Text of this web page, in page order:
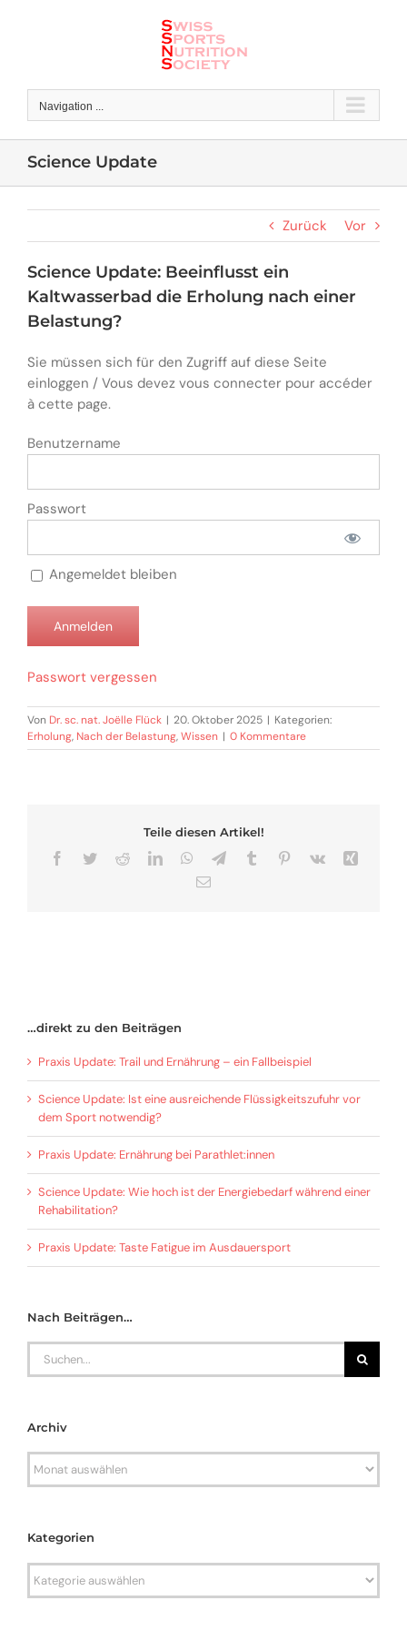
Navigation ...
Science Update
Zurück Vor
Science Update: Beeinflusst ein
Kaltwasserbad die Erholung nach einer
Belastung?
Sie müssen sich für den Zugriff auf diese Seite
einloggen / Vous devez vous connecter pour accéder
à cette page.
Benutzername
Passwort
Angemeldet bleiben
Passwort vergessen
Von Dr. sc. nat. Joëlle Flück | 20. Oktober 2025 | Kategorien:
Erholung, Nach der Belastung,Wissen | 0 Kommentare
Teile diesen Artikel!
Facebook
TwitterRedditLinkedInWhatsApp
TelegramTumblr Pinterest
Vk
E-
…direkt zu den Beiträgen
Praxis Update: Trail und Ernährung – ein Fallbeispiel
Science Update: Ist eine ausreichende Flüssigkeitszufuhr vor
dem Sport notwendig?
Praxis Update: Ernährung bei Parathlet:innen
Science Update: Wie hoch ist der Energiebedarf während einer
Rehabilitation?
Praxis Update: Taste Fatigue im Ausdauersport
Nach Beiträgen…
Search
Archiv
Archiv
Kategorien
Kategorien